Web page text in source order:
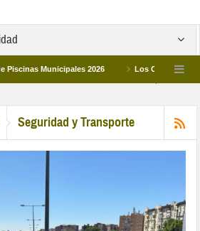
Municipales 2026 Los Campus de
Seguridad y Transporte